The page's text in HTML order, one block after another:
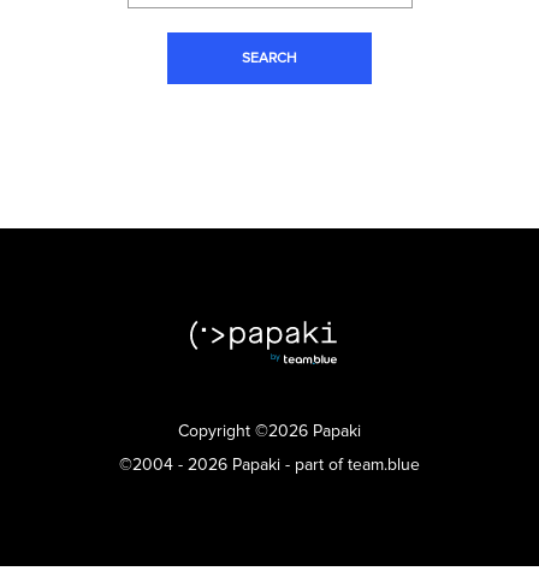
Copyright ©2026 Papaki
©2004 - 2026 Papaki - part of team.blue